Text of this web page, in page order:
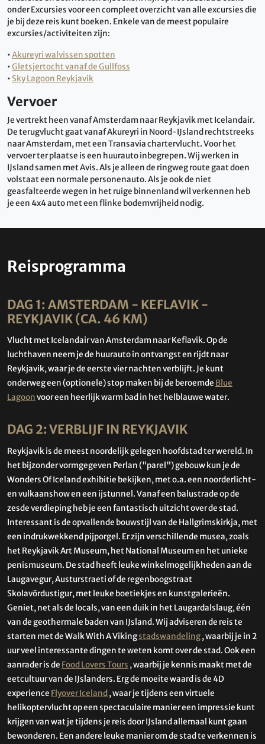
onder Excursies voor een compleet overzicht van alle excursies die
je bij deze reis kunt boeken. Enkele van de meest populaire
excursies/activiteiten zijn:
•Akureyri walvissen spotten
•Gletsjertocht vanaf de Gullfoss
• Sky Lagoon Reykjavik
Vervoer
Je vertrekt heen vanaf Amsterdam naar Reykjavik met Icelandair.
De terugvlucht gaat vanaf Akureyri in Noord-IJsland rechtstreeks
naar Amsterdam, met een Transavia chartervlucht. Voor het
vervoer ter plaatse is een huurauto inbegrepen.Wij werken in
IJsland samen met Avis. Als je alleen de ringweg route gaat doen
volstaat een normale personenauto. Als je ook de niet
geasfalteerde wegen in het ruige binnenland wil verkennen heb
je een 4x4 auto met een flinke bodemvrijheid nodig.
Reisprogramma
DAG 1: AMSTERDAM - KEFLAVIK -
REYKJAVIK (CA. 46 KM)
Vlucht met Icelandair van Amsterdam naar Keflavik. Op de
luchthaven neem je de huurauto in ontvangst en rijdt naar
Reykjavik, waar je de eerste vier nachten verblijft. Je kunt
onderweg een (optionele) stop maken bij de beroemde Blue
Lagoonvoor een heerlijk warm bad in het helblauwe water.
DAG 2: VERBLIJF IN REYKJAVIK
Reykjavik is de meest noordelijk gelegen hoofdstad ter wereld. In
het bijzonder vormgegeven Perlan ("parel") gebouw kun je de
Wonders Of Iceland exhibitie bekijken, met o.a. een noorderlicht-
en vulkaanshow en een ijstunnel. Vanaf een balustrade op de
zesde verdieping heb je een fantastisch uitzicht over de stad.
Interessant is de opvallende bouwstijl van de Hallgrimskirkja, met
een indrukwekkend pijporgel. Er zijn verschillende musea, zoals
het Reykjavik Art Museum, het National Museum en het unieke
penismuseum. De stad heeft leuke winkelmogelijkheden aan de
Laugavegur, Austurstraeti of de regenboogstraat
Skolavördustigur, met leuke boetiekjes en kunstgalerieën.
Geniet, net als de locals, van een duik in het Laugardalslaug, één
van de geothermale baden van IJsland. Wij adviseren de reis te
starten met de Walk With A Vikingstadswandeling, waarbij je in 2
uur veel interessante dingen te weten komt over de stad. Ook een
aanrader is de Food Lovers Tours , waarbij je kennis maakt met de
eetcultuur van de IJslanders. Erg de moeite waard is de 4D
experience Flyover Iceland , waar je tijdens een virtuele
helikoptervlucht op een spectaculaire manier een impressie kunt
krijgen van wat je tijdens je reis door IJsland allemaal kunt gaan
bewonderen. Een andere leuke manier om de stad te verkennen is